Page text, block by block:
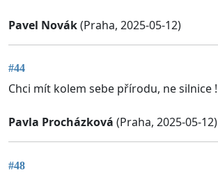
Pavel Novák(Praha, 2025-05-12)
#44
Chci mít kolem sebe přírodu, ne silnice !
Pavla Procházková (Praha, 2025-05-12)
#48